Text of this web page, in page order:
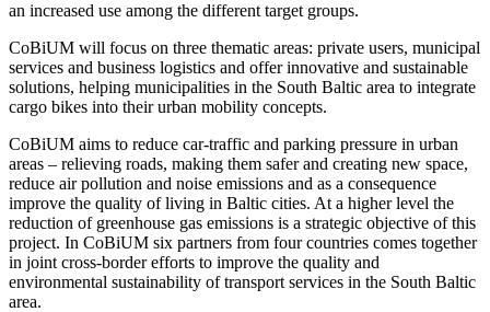
an increased use among the different target groups.
CoBiUM will focus on three thematic areas: private users, municipal
services and business logistics and offer innovative and sustainable
solutions, helping municipalities in the South Baltic area to integrate
cargo bikes into their urban mobility concepts.
CoBiUM aims to reduce car-traffic and parking pressure in urban
areas – relieving roads, making them safer and creating new space,
reduce air pollution and noise emissions and as a consequence
improve the quality of living in Baltic cities. At a higher level the
reduction of greenhouse gas emissions is a strategic objective of this
project. In CoBiUM six partners from four countries comes together
in joint cross-border efforts to improve the quality and
environmental sustainability of transport services in the South Baltic
area.